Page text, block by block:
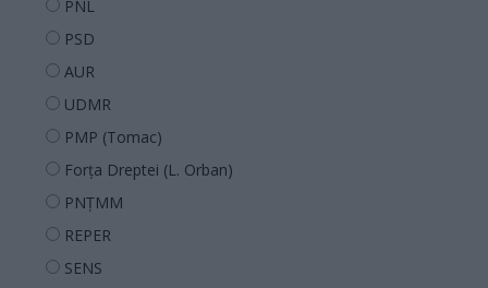
PNL
PSD
AUR
UDMR
PMP (Tomac)
Forța Dreptei (L. Orban)
PNȚMM
REPER
SENS